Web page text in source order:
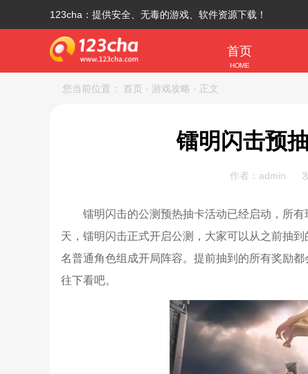
123cha：提供安全、无毒的游戏、软件资源下载！
首页
HOME
您当前位置： 首页 · 游戏攻略 · 正文
镭明闪击预
作者：admin
镭明闪击的公测预热抽卡活动已经启动，所
天，镭明闪击正式开启公测，大家可以从之前抽
名普通角色组成开局阵容。提前抽到的所有奖励
往下看吧。